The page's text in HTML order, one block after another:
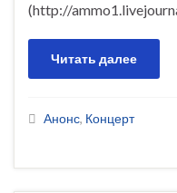
(http://
Читать далее
Анонс, Концерт